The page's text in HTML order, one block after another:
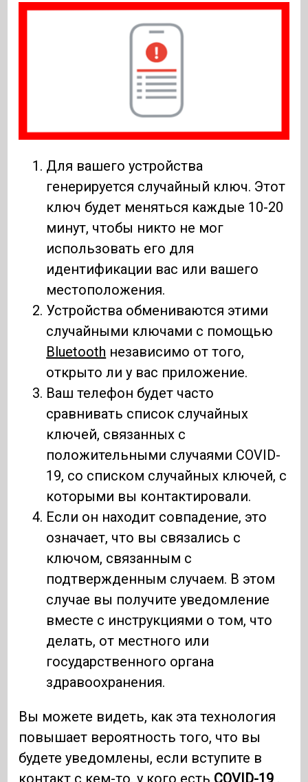
Для вашего устройства
генерируется случайный ключ. Этот
ключ будет меняться каждые 10-20
минут, чтобы никто не мог
использовать его для
идентификации вас или вашего
местоположения.
Устройства обмениваются этими
случайными ключами с помощью
Bluetooth независимо от того,
открыто ли у вас приложение.
Ваш телефон будет часто
сравнивать список случайных
ключей, связанных с
положительными случаями COVID-
19, со списком случайных ключей, с
которыми вы контактировали.
Если он находит совпадение, это
означает, что вы связались с
ключом, связанным с
подтвержденным случаем. В этом
случае вы получите уведомление
вместе с инструкциями о том, что
делать, от местного или
государственного органа
здравоохранения.
Вы можете видеть, как эта технология
повышает вероятность того, что вы
будете уведомлены, если вступите в